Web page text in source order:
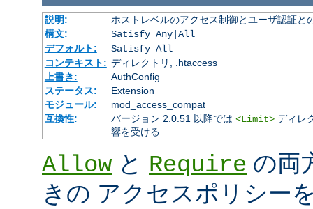
説明:
ホストレベルのアクセス制御とユーザ認証と
構文:
Satisfy Any|All
デフォルト:
Satisfy All
コンテキスト: ディレクトリ, .htaccess
上書き:
AuthConfig
ステータス:
Extension
モジュール:
mod_access_compat
互換性:
バージョン 2.0.51 以降では <Limit>ディレ
響を受ける
Allow と Require の両
きの アクセスポリシー